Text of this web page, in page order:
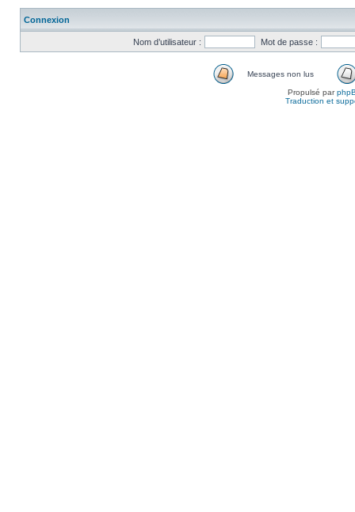
Connexion
Nom d’utilisateur : Mot de passe :
Messages non lus
Propulsé par
Traduction et